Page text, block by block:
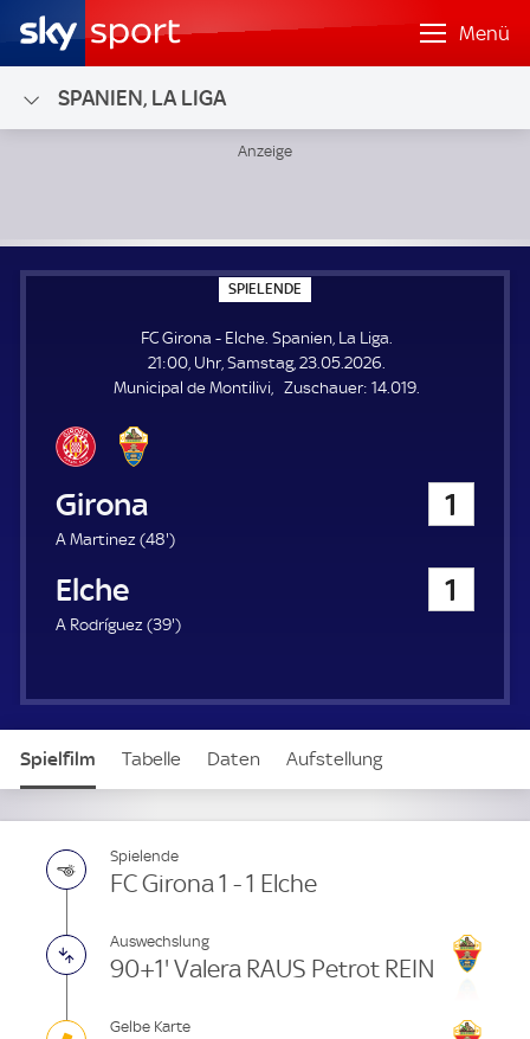
Menü
SPANIEN, LA LIGA
SPIELENDE
P
E
L
E
N
FC Girona - Elche. Spanien, La Liga.
21:00, Uhr, Samstag, 23.05.2026.
Municipal de Montilivi
Zuschauer: Z
14.019.
FC Girona 1
A Martinez (48'4
i
t
e
)
Elche 1
A Rodríguez (39'3
u
t
)
Spielfilm Tabelle Daten Aufstellung
Spielende
FC Girona 1 - 1 Elche
Auswechslung
90+1' Valera RAUS Petrot REIN
Gelbe Karte